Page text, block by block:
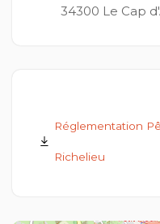
34300 Le Cap
Réglementation
Richelieu